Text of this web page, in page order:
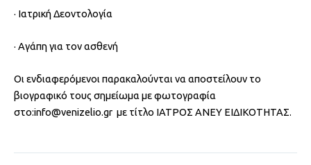
· Ιατρική Δεοντολογία
· Αγάπη για τον ασθενή
Οι ενδιαφερόμενοι παρακαλούνται να αποστείλουν το
βιογραφικό τους σημείωμα με φωτογραφία
στο:info@venizelio.gr με τίτλο ΙΑΤΡΟΣ ΑΝΕΥ ΕΙΔΙΚΟΤΗΤΑΣ.